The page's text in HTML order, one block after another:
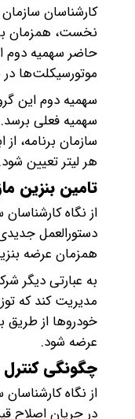
کارشناسان
موتورسیکلت‌ها در نرخ اول (۱۵۰۰ تومان) معادل ۲۵ لیتر باقی بماند و در
هر لیتر تعیین شود.
تامین بنزین
از نگاه
دستورالعمل
همزمان عرضه
به عبارتی دیگر
مدیریت کند که
خودروها از
عرضه شود.
چگونگی
از نگاه